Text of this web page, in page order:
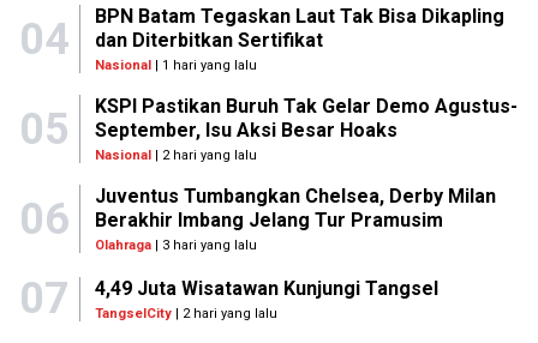
04
BPN Batam Tegaskan Laut Tak Bisa Dikapling
dan Diterbitkan Sertifikat
Nasional| 1 hari yang lalu
05
KSPI Pastikan Buruh Tak Gelar Demo Agustus-
September, Isu Aksi Besar Hoaks
Nasional| 2 hari yang lalu
06
Juventus Tumbangkan Chelsea, Derby Milan
Berakhir Imbang Jelang Tur Pramusim
Olahraga| 3 hari yang lalu
07 4,49 Juta Wisatawan Kunjungi Tangsel
TangselCity | 2 hari yang lalu